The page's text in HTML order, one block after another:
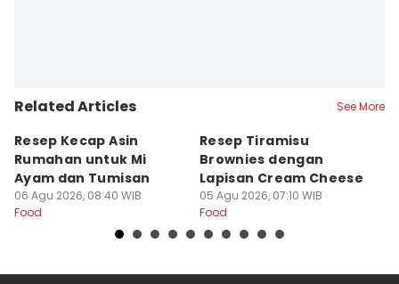
Related Articles See More
Resep Kecap Asin
Rumahan untuk Mi
Ayam dan Tumisan
06 Agu 2026, 08:40 WIB
Food
Resep Tiramisu
Brownies dengan
Lapisan Cream Cheese
05 Agu 2026, 07:10 WIB
Food